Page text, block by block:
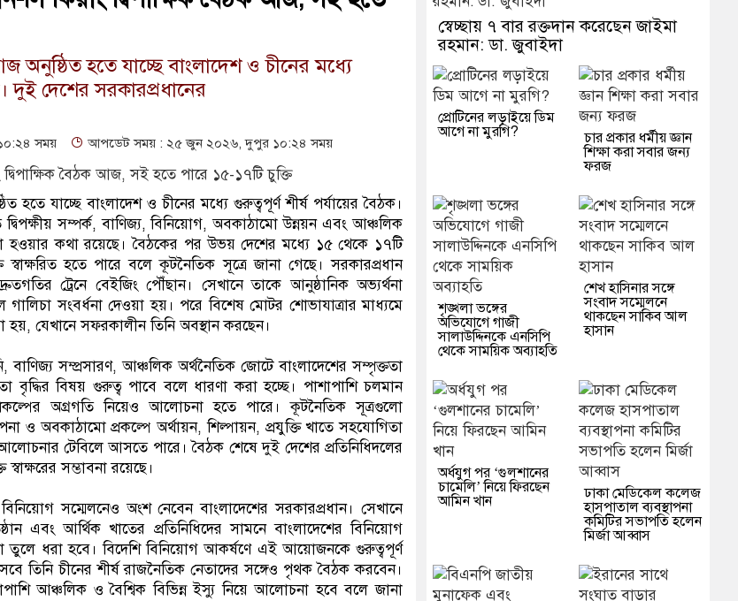
অনুষ্ঠিত হতে যাচ্ছে বাংলাদেশ ও চীনের মধ্যে
দুই দেশের সরকারপ্রধানের
সময় আপডেট সময় : ২৫ জুন ২০২৬, দুপুর ১০:২৪ সময়
হতে যাচ্ছে বাংলাদেশ ও চীনের মধ্যে গুরুত্বপূর্ণ শীর্ষ পর্যায়ের বৈঠক।
দ্বিপক্ষীয় সম্পর্ক, বাণিজ্য, বিনিয়োগ, অবকাঠামো উন্নয়ন এবং আঞ্চলিক
কথা রয়েছে। বৈঠকের পর উভয় দেশের মধ্যে ১৫ থেকে ১৭টি
হতে পারে বলে কূটনৈতিক সূত্রে জানা গেছে। সরকারপ্রধান
ট্রেনে বেইজিং পৌঁছান। সেখানে তাকে আনুষ্ঠানিক অভ্যর্থনা
গালিচা সংবর্ধনা দেওয়া হয়। পরে বিশেষ মোটর শোভাযাত্রার মাধ্যমে
হয়, যেখানে সফরকালীন তিনি অবস্থান করছেন।
সম্প্রসারণ, আঞ্চলিক অর্থনৈতিক জোটে বাংলাদেশের সম্পৃক্ততা
বৃদ্ধির বিষয় গুরুত্ব পাবে বলে ধারণা করা হচ্ছে। পাশাপাশি চলমান
অগ্রগতি নিয়েও আলোচনা হতে পারে। কূটনৈতিক সূত্রগুলো
ও অবকাঠামো প্রকল্পে অর্থায়ন, শিল্পায়ন, প্রযুক্তি খাতে সহযোগিতা
টেবিলে আসতে পারে। বৈঠক শেষে দুই দেশের প্রতিনিধিদলের
সম্ভাবনা রয়েছে।
সম্মেলনেও অংশ নেবেন বাংলাদেশের সরকারপ্রধান। সেখানে
এবং আর্থিক খাতের প্রতিনিধিদের সামনে বাংলাদেশের বিনিয়োগ
তুলে ধরা হবে। বিদেশি বিনিয়োগ আকর্ষণে এই আয়োজনকে গুরুত্বপূর্ণ
তিনি চীনের শীর্ষ রাজনৈতিক নেতাদের সঙ্গেও পৃথক বৈঠক করবেন।
আঞ্চলিক ও বৈশ্বিক বিভিন্ন ইস্যু নিয়ে আলোচনা হবে বলে জানা
স্বেচ্ছায় ৭ বার রক্তদান করেছেন জাইমা
রহমান: ডা. জুবাইদা
প্রোটিনের লড়াইয়ে ডিম
আগে না মুরগি?
চার প্রকার ধর্মীয় জ্ঞান
শিক্ষা করা সবার জন্য
ফরজ
শৃঙ্খলা ভঙ্গের
অভিযোগে গাজী
সালাউদ্দিনকে এনসিপি
থেকে সাময়িক অব্যাহতি
শেখ হাসিনার সঙ্গে
সংবাদ সম্মেলনে
থাকছেন সাকিব আল
হাসান
অর্ধযুগ পর ‘গুলশানের
চামেলি’ নিয়ে ফিরছেন
আমিন খান
ঢাকা মেডিকেল কলেজ
হাসপাতাল ব্যবস্থাপনা
কমিটির সভাপতি হলেন
মির্জা আব্বাস